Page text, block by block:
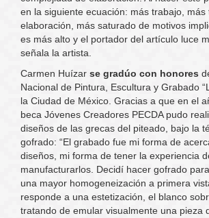
en la siguiente ecuación: más trabajo, más
elaboración, más saturado de motivos
es más alto y el portador del artículo luce
señala la artista.
Carmen Huízar se gradúo con honores
Nacional de Pintura, Escultura y Grabado
la Ciudad de México. Gracias a que en el
beca Jóvenes Creadores PECDA pudo
diseños de las grecas del piteado, bajo la
gofrado: “El grabado fue mi forma de
diseños, mi forma de tener la experiencia
manufacturarlos. Decidí hacer gofrado
una mayor homogeneización a primera
responde a una estetización, el blanco
tratando de emular visualmente una pieza